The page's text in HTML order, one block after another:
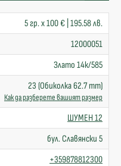
5 гр. x 100 € | 195.58 лв.
12000051
Злато 14к/585
23 (Обиколка 62.7 mm)
Как да разберете вашият размер
ШУМЕН 12
бул. Славянски 5
+359878812300